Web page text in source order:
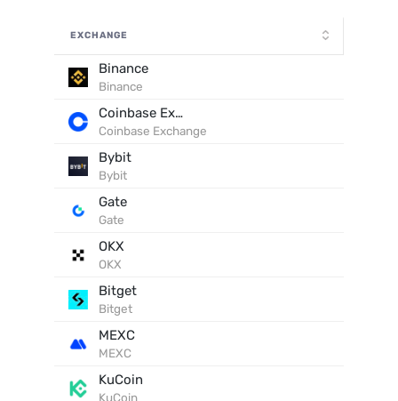
EXCHANGE
Binance
Binance
Coinbase Exchange
Coinbase Exchange
Bybit
Bybit
Gate
Gate
OKX
OKX
Bitget
Bitget
MEXC
MEXC
KuCoin
KuCoin